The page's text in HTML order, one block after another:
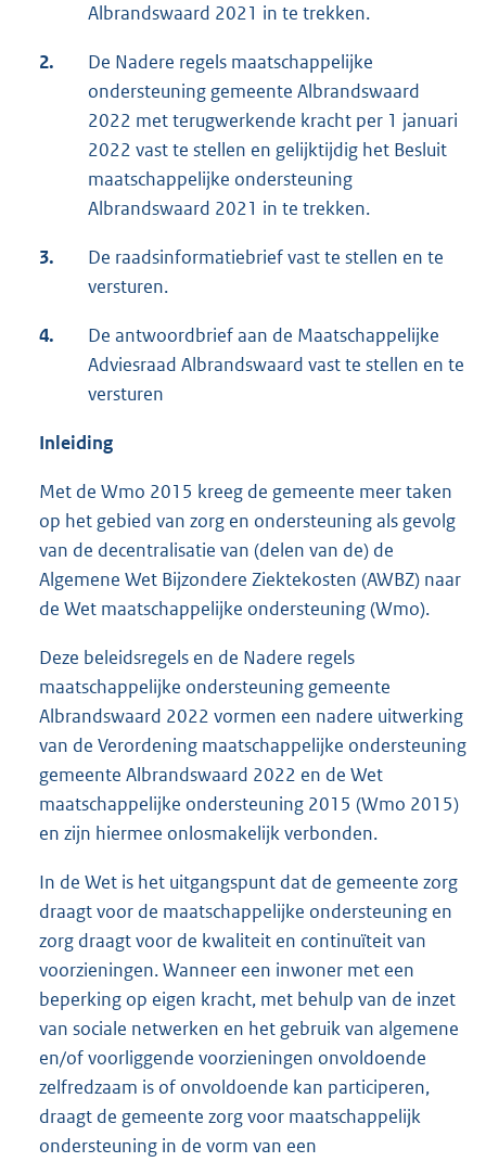
Albrandswaard 2021 in te trekken.
2.
De Nadere regels maatschappelijke
ondersteuning gemeente Albrandswaard
2022 met terugwerkende kracht per 1 januari
2022 vast te stellen en gelijktijdig het Besluit
maatschappelijke ondersteuning
Albrandswaard 2021 in te trekken.
3.
De raadsinformatiebrief vast te stellen en te
versturen.
4.
De antwoordbrief aan de Maatschappelijke
Adviesraad Albrandswaard vast te stellen en te
versturen
Inleiding
Met de Wmo 2015 kreeg de gemeente meer taken
op het gebied van zorg en ondersteuning als gevolg
van de decentralisatie van (delen van de) de
Algemene Wet Bijzondere Ziektekosten (AWBZ) naar
de Wet maatschappelijke ondersteuning (Wmo).
Deze beleidsregels en de Nadere regels
maatschappelijke ondersteuning gemeente
Albrandswaard 2022 vormen een nadere uitwerking
van de Verordening maatschappelijke ondersteuning
gemeente Albrandswaard 2022 en de Wet
maatschappelijke ondersteuning 2015 (Wmo 2015)
en zijn hiermee onlosmakelijk verbonden.
In de Wet is het uitgangspunt dat de gemeente zorg
draagt voor de maatschappelijke ondersteuning en
zorg draagt voor de kwaliteit en continuïteit van
voorzieningen. Wanneer een inwoner met een
beperking op eigen kracht, met behulp van de inzet
van sociale netwerken en het gebruik van algemene
en/of voorliggende voorzieningen onvoldoende
zelfredzaam is of onvoldoende kan participeren,
draagt de gemeente zorg voor maatschappelijk
ondersteuning in de vorm van een